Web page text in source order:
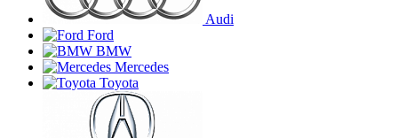
Audi
Ford
BMW
Mercedes
Toyota